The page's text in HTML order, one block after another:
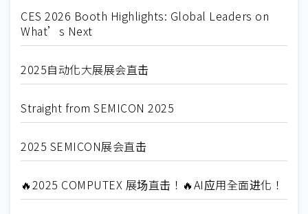
CES 2026 Booth Highlights: Global Leaders on
What’s Next
2025自动化大展展会直击
Straight from SEMICON 2025
2025 SEMICON展会直击
🔥2025 COMPUTEX 展场直击！🔥AI应用全面进化！